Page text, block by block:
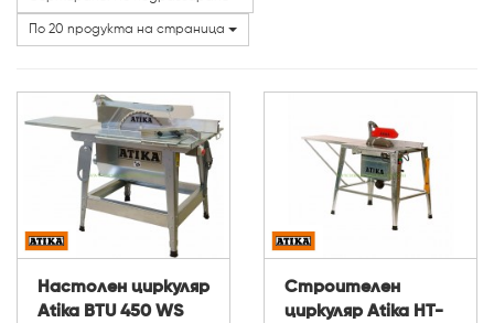
По 20 продукта на страница
Настолен циркуляр
Atika BTU 450 WS
Строителен
циркуляр Atika HT-